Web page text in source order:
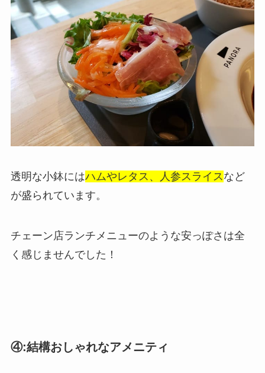
透明な小鉢にはハムやレタス、人参スライスなど
が盛られています。
チェーン店ランチメニューのような安っぽさは全
く感じませんでした！
④:結構おしゃれなアメニティ